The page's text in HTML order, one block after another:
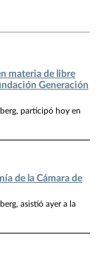
materia de libre
Generación
participó hoy en
de la Cámara de
asistió ayer a la